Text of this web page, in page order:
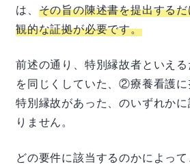
は、 その旨の陳述書を提出する
観的な証拠が必要です。
前述の通り、特別縁故者といえ
を同じくしていた、②療養看護
特別縁故があった、のいずれか
りません。
どの要件に該当するのかによっ